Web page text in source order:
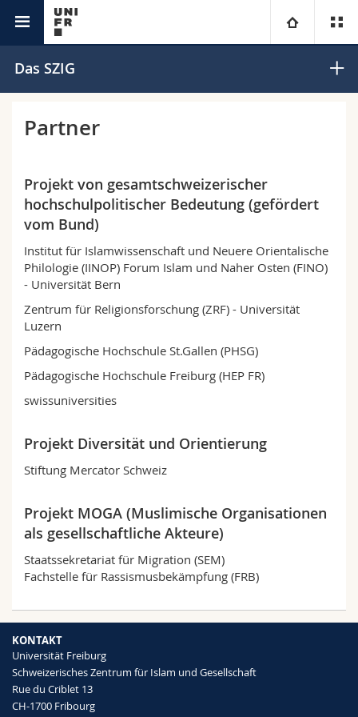
Universität
Forschung
Weiterbildung
Rechtswissenschaftliche Fak.
Philosophische Fak.
Fak. für Erziehungs- und Bildungswissenschaften
Math.-Nat. und Med. Fak.
Studieninteressierte
Medien
Forschende
Mitarbeitende
Ressourcen
Ortsplan
Bibliotheken
Webmail
MyUnifr
Interfakultär
Schweizerisches Zentrum für Islam und
Das SZIG
Partner
Projekt von gesamtschweizerischer
hochschulpolitischer Bedeutung (gefördert
vom Bund)
Institut für Islamwissenschaft und Neuere Orientalische
Philologie (IINOP) Forum Islam und Naher Osten (FINO)
- Universität Bern
Zentrum für Religionsforschung (ZRF) - Universität
Luzern
Pädagogische Hochschule St.Gallen (PHSG)
Pädagogische Hochschule Freiburg (HEP FR)
swissuniversities
Projekt Diversität und Orientierung
Stiftung Mercator Schweiz
Projekt MOGA (Muslimische Organisationen
als gesellschaftliche Akteure)
Staatssekretariat für Migration (SEM)
Fachstelle für Rassismusbekämpfung (FRB)
KONTAKT
Universität Freiburg
Schweizerisches Zentrum für Islam und Gesellschaft
Rue du Criblet 13
CH-1700 Fribourg